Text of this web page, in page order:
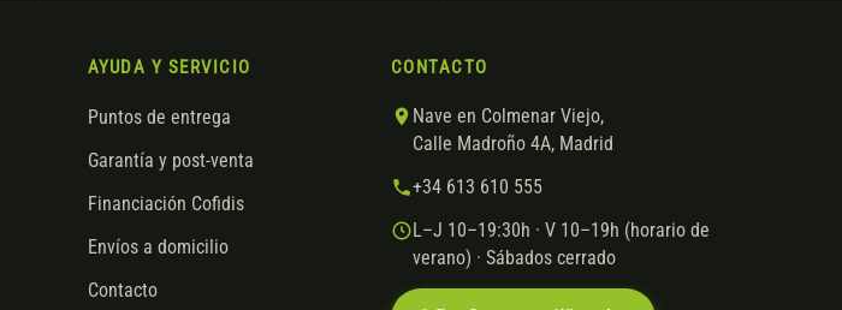
AYUDA Y SERVICIO
Puntos de entrega
Garantía y post-venta
Financiación Cofidis
Envíos a domicilio
Contacto
CONTACTO
Nave en Colmenar Viejo,
Calle Madroño 4A, Madrid
+34 613 610 555
L–J 10–19:30h · V 10–19h (horario de
verano) · Sábados cerrado